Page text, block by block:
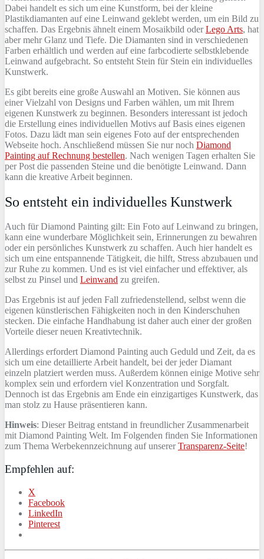
Dabei handelt es sich um eine Kunstform, bei der kleine
Plastikdiamanten auf eine Leinwand geklebt werden, um ein Bild zu
schaffen. Das Ergebnis ähnelt einem Mosaikbild oderLego Arts, hat
aber mehr Glanz und Tiefe. Die Diamanten sind in verschiedenen
Farben erhältlich und werden auf eine farbcodierte selbstklebende
Leinwand aufgebracht. So entsteht Stein für Stein ein individuelles
Kunstwerk.
Es gibt bereits eine große Auswahl an Motiven. Sie können aus
einer Vielzahl von Designs und Farben wählen, um mit Ihrem
eigenen Kunstwerk zu beginnen. Besonders interessant ist jedoch
die Erstellung eines individuellen Motivs auf Basis eines eigenen
Fotos. Dazu lädt man sein eigenes Foto auf der entsprechenden
Webseite hoch. Anschließend müssen Sie nur noch Diamond
Painting auf Rechnung bestellen. Nach wenigen Tagen erhalten Sie
per Post die passenden Steine und die benötigte Leinwand. Dann
kann die kreative Arbeit beginnen.
So entsteht ein individuelles Kunstwerk
Auch für Diamond Painting gilt: Ein Foto auf Leinwand zu bringen,
kann eine wunderbare Möglichkeit sein, Erinnerungen zu bewahren
oder ein persönliches Kunstwerk zu schaffen. Auch hier handelt es
sich um eine entspannende Tätigkeit, die hilft, Stress abzubauen und
zur Ruhe zu kommen. Und es ist viel einfacher und effektiver, als
selbst zu Pinsel und Leinwand zu greifen.
Das Ergebnis ist auf jeden Fall zufriedenstellend, selbst wenn die
eigenen künstlerischen Fähigkeiten noch in den Kinderschuhen
stecken. Die einfache Handhabung ist daher auch einer der großen
Vorteile dieser neuen Kreativtechnik.
Allerdings erfordert Diamond Painting auch Geduld und Zeit, da es
sich um eine detaillierte Arbeit handelt, bei der jeder Diamant
einzeln platziert werden muss. Außerdem können einige Motive sehr
komplex sein und erfordern viel Konzentration und Sorgfalt.
Dennoch ist das Ergebnis am Ende ein einzigartiges Kunstwerk, das
man stolz zu Hause präsentieren kann.
Hinweis: Dieser Beitrag entstand in freundlicher Zusammenarbeit
mit Diamond Painting Welt. Im Folgenden finden Sie Informationen
zum Thema Werbekennzeichnung auf unsererTransparenz-Seite!
Empfehlen auf:
X
Facebook
LinkedIn
Pinterest